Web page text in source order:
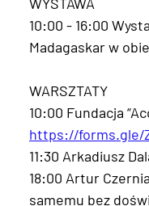
10:00 - 16:00
Madagaskar w
WARSZTATY
10:00 Fundacja
https://forms.gle/
11:30 Arkadiusz
18:00 Artur
samemu bez